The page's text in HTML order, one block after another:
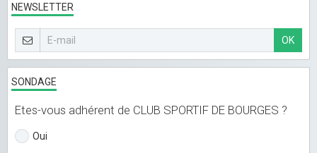
NEWSLETTER
OK
SONDAGE
Etes-vous adhérent de CLUB SPORTIF DE BOURGES ?
Oui